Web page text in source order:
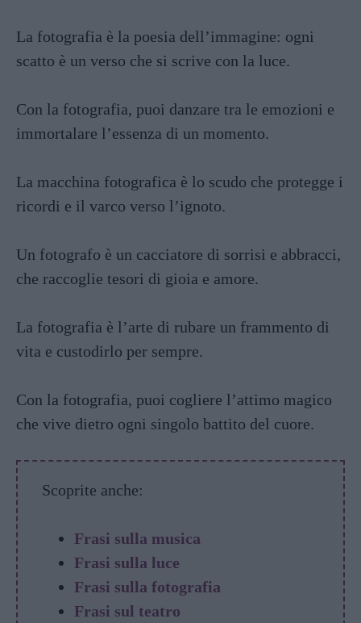
La fotografia è la poesia dell’immagine: ogni
scatto è un verso che si scrive con la luce.
Con la fotografia, puoi danzare tra le emozioni e
immortalare l’essenza di un momento.
La macchina fotografica è lo scudo che protegge i
ricordi e il varco verso l’ignoto.
Un fotografo è un cacciatore di sorrisi e abbracci,
che raccoglie tesori di gioia e amore.
La fotografia è l’arte di rubare un frammento di
vita e custodirlo per sempre.
Con la fotografia, puoi cogliere l’attimo magico
che vive dietro ogni singolo battito del cuore.
Scoprite anche:
Frasi sulla musica
Frasi sulla luce
Frasi sulla fotografia
Frasi sul teatro